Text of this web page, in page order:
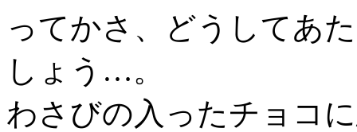
ってかさ、どうしてあ
しょう…。
わさびの入ったチョコ